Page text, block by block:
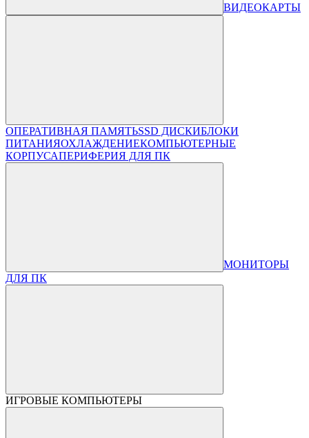
ВИДЕОКАРТЫ
ОПЕРАТИВНАЯ ПАМЯТЬSSD ДИСКИБЛОКИ
ПИТАНИЯОХЛАЖДЕНИЕКОМПЬЮТЕРНЫЕ
КОРПУСАПЕРИФЕРИЯ ДЛЯ ПК
МОНИТОРЫ
ДЛЯ ПК
ИГРОВЫЕ КОМПЬЮТЕРЫ